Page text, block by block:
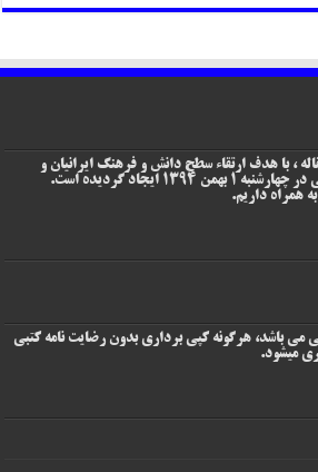
، با هدف ارتقاء سطح دانش و فرهنگ ایرانیان و
خدمت رسانی به هم میهنان گرامی در چهارشنبه 1 بهمن 1394 ایجاد گردیده است.
همراه داریم.
می باشد، هرگونه کپی برداری بدون رضایت نامه کتبی
میشود.